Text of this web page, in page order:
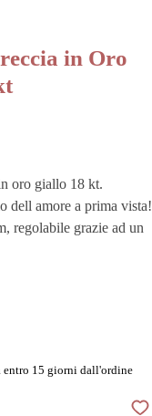
in Oro
oro giallo 18 kt.
dell amore a prima vista!
regolabile grazie ad un
i tuoi gioielli?
regalo!
realizzato a mano in
artigiani.
entro 15 giorni dall'ordine